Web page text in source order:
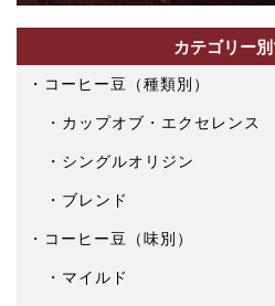
カテゴリー
コーヒー豆（種類別）
カップオブ・エクセレンス
シングルオリジン
ブレンド
コーヒー豆（味別）
マイルド